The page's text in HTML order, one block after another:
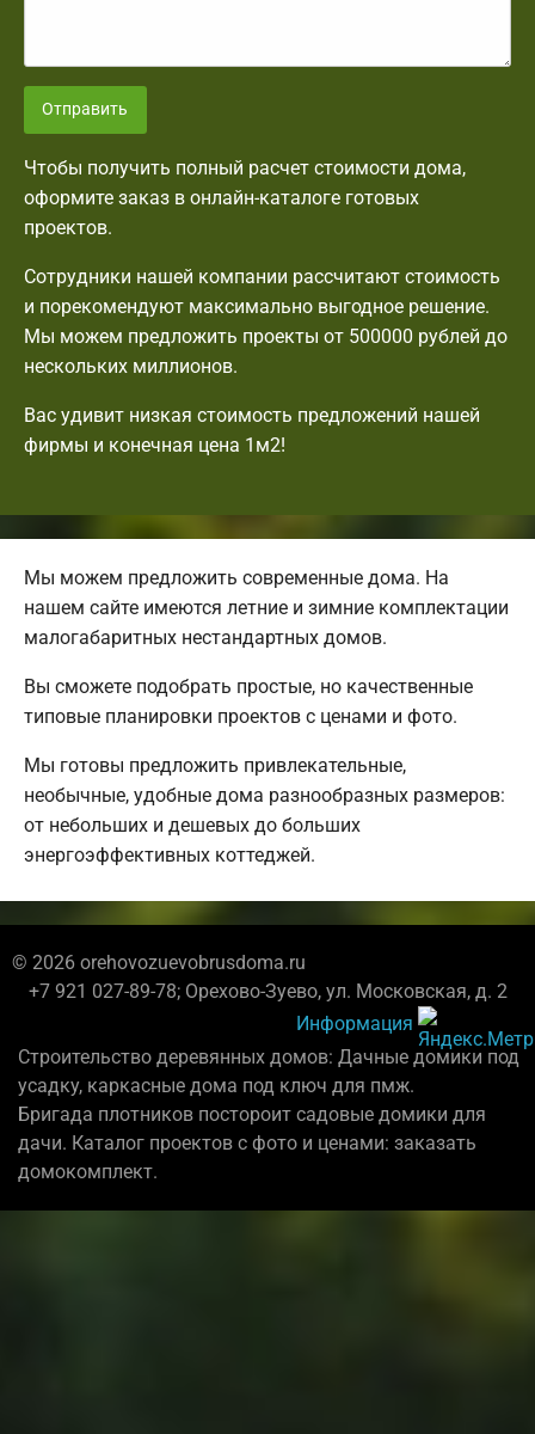
Отправить
Чтобы получить полный расчет стоимости дома,
оформите заказ в онлайн-каталоге готовых
проектов.
Сотрудники нашей компании рассчитают стоимость
и порекомендуют максимально выгодное решение.
Мы можем предложить проекты от 500000 рублей до
нескольких миллионов.
Вас удивит низкая стоимость предложений нашей
фирмы и конечная цена 1м2!
Мы можем предложить современные дома. На
нашем сайте имеются летние и зимние комплектации
малогабаритных нестандартных домов.
Вы сможете подобрать простые, но качественные
типовые планировки проектов с ценами и фото.
Мы готовы предложить привлекательные,
необычные, удобные дома разнообразных размеров:
от небольших и дешевых до больших
энергоэффективных коттеджей.
© 2026 orehovozuevobrusdoma.ru
+7 921 027-89-78; Орехово-Зуево, ул. Московская, д. 2
Информация
Строительство деревянных домов: Дачные домики под
усадку, каркасные дома под ключ для пмж.
Бригада плотников постороит садовые домики для
дачи. Каталог проектов с фото и ценами: заказать
домокомплект.